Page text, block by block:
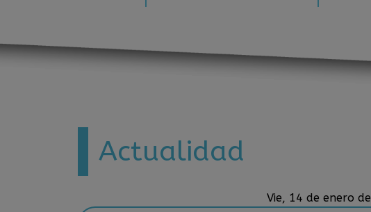
Actualidad
Vie, 14 de enero